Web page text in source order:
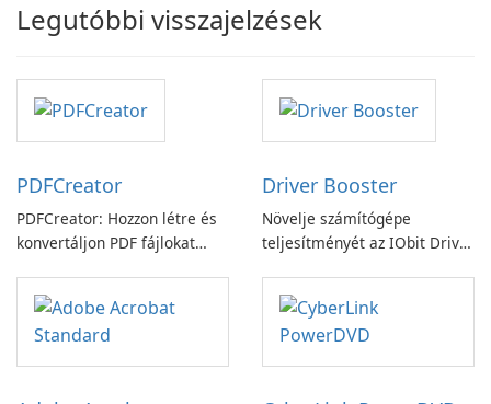
Legutóbbi visszajelzések
PDFCreator
PDFCreator: Hozzon létre és
konvertáljon PDF fájlokat
Driver Booster
Növelje számítógépe
teljesítményét az IObit Driver